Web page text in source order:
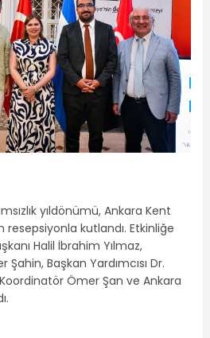
yıldönümü, Ankara Kent
kutlandı. Etkinliğe
Halil İbrahim Yılmaz,
Başkan Yardımcısı Dr.
Ömer Şan ve Ankara